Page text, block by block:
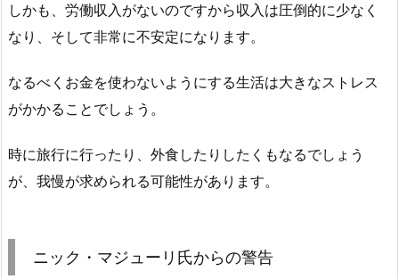
しかも、労働収入がないのですから収入は圧倒的に少なく
なり、そして非常に不安定になります。
なるべくお金を使わないようにする生活は大きなストレス
がかかることでしょう。
時に旅行に行ったり、外食したりしたくもなるでしょう
が、我慢が求められる可能性があります。
ニック・マジューリ氏からの警告